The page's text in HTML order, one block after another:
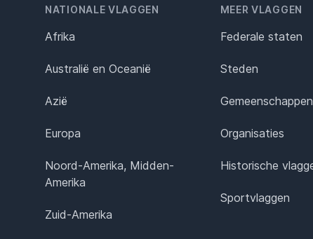
NATIONALE VLAGGEN
Afrika
Australië en Oceanië
Azië
Europa
Noord-Amerika, Midden-
Amerika
Zuid-Amerika
MEER VLAGGEN
Federale staten
Steden
Gemeenschappen
Organisaties
Historische
Sportvlaggen